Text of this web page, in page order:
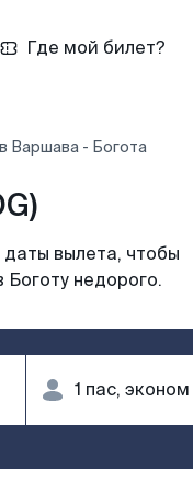
Где мой билет?
Варшава - Богота
вылета, чтобы
недорого.